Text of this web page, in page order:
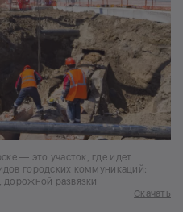
— это участок, где идет
городских коммуникаций:
дорожной развязки
Скачать